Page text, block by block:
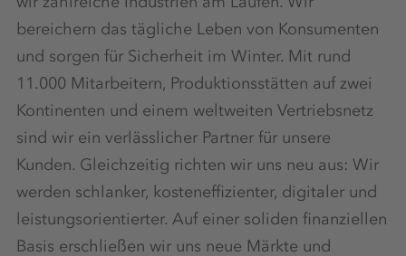
bereichern das tägliche Leben von Konsumenten
und sorgen für Sicherheit im Winter. Mit rund
11.000 Mitarbeitern, Produktionsstätten auf zwei
Kontinenten und einem weltweiten Vertriebsnetz
sind wir ein verlässlicher Partner für unsere
Kunden. Gleichzeitig richten wir uns neu aus: Wir
werden schlanker, kosteneffizienter, digitaler und
leistungsorientierter. Auf einer soliden finanziellen
Basis erschließen wir uns neue Märkte und